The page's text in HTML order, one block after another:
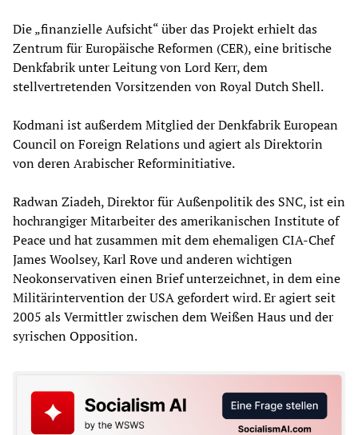
Die „finanzielle Aufsicht“ über das Projekt erhielt das
Zentrum für Europäische Reformen (CER), eine britische
Denkfabrik unter Leitung von Lord Kerr, dem
stellvertretenden Vorsitzenden von Royal Dutch Shell.
Kodmani ist außerdem Mitglied der Denkfabrik European
Council on Foreign Relations und agiert als Direktorin
von deren Arabischer Reforminitiative.
Radwan Ziadeh, Direktor für Außenpolitik des SNC, ist ein
hochrangiger Mitarbeiter des amerikanischen Institute of
Peace und hat zusammen mit dem ehemaligen CIA-Chef
James Woolsey, Karl Rove und anderen wichtigen
Neokonservativen einen Brief unterzeichnet, in dem eine
Militärintervention der USA gefordert wird. Er agiert seit
2005 als Vermittler zwischen dem Weißen Haus und der
syrischen Opposition.